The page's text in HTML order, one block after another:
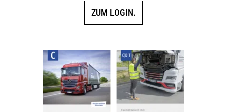
ZUM LOGIN.